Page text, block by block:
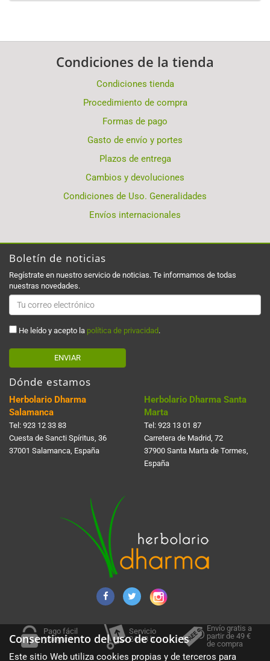
Condiciones de la tienda
Condiciones tienda
Procedimiento de compra
Formas de pago
Gasto de envío y portes
Plazos de entrega
Cambios y devoluciones
Condiciones de Uso. Generalidades
Envíos internacionales
Boletín de noticias
Regístrate en nuestro servicio de noticias. Te informamos de todas
nuestras novedades.
He leído y acepto la política de privacidad .
ENVIAR
Dónde estamos
Herbolario Dharma
Salamanca
Tel: 923 12 33 83
Cuesta de Sancti Spí­ritus, 36
37001 Salamanca, España
Herbolario Dharma Santa
Marta
Tel: 923 13 01 87
Carretera de Madrid, 72
37900 Santa Marta de Tormes,
España
Pago fácil
y seguro
Servicio
24-48 h.
Envío gratis a
partir de 49 €
de compra
Consentimiento del uso de cookies
Este sitio Web utiliza cookies propias y de terceros para